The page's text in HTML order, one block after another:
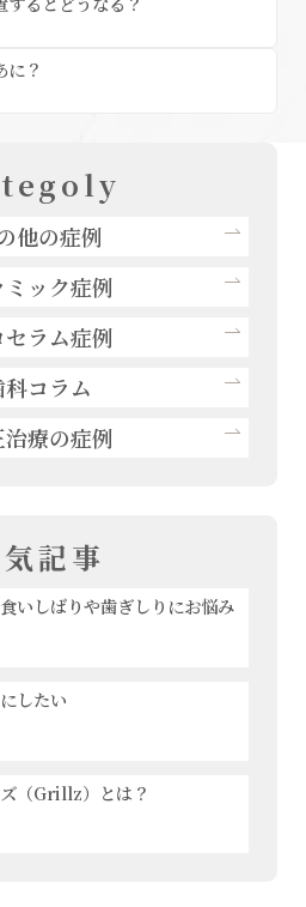
に？
他の症例
ミック症例
セラム症例
コラム
療の症例
記事
いしばりや歯ぎしりにお悩み
したい
（Grillz）とは？